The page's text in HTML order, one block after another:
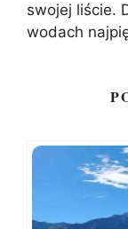
swojej liście.
wodach